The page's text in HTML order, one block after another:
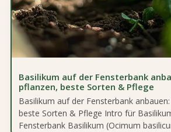
Basilikum auf der Fensterbank
pflanzen, beste Sorten & Pflege
Basilikum auf der Fensterbank
beste Sorten & Pflege Intro für
Fensterbank Basilikum (Ocimum